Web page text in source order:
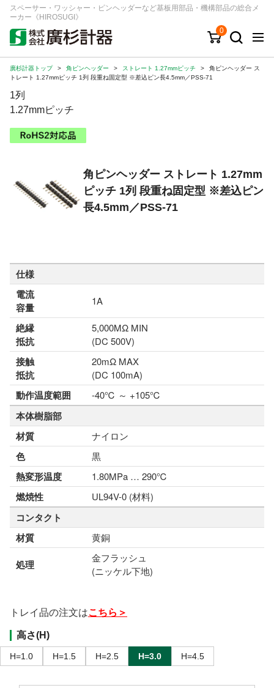
スペーサー・ワッシャー・ピンヘッダーなど基板用部品・機構部品の総合メ
ーカー《HIROSUGI》
0
キーワード 品番/シリーズ
商品カテゴリから探す
ジャンルから探す
シリーズから探す
ログイン
注文・見積りについて
会社情報
廣杉計器トップ > 角ピンヘッダー > ストレート 1.27mmピッチ >
角ピンヘッダー ス
トレート 1.27mmピッチ 1列 段重ね固定型 ※差込ピン長4.5mm／PSS-71
1列
1.27mmピッチ
角ピンヘッダー ストレート 1.27mm
ピッチ 1列 段重ね固定型 ※差込ピン
長4.5mm／PSS-71
仕様
電流
容量
1A
絶縁
抵抗
5,000MΩ MIN
(DC 500V)
接触
抵抗
20mΩ MAX
(DC 100mA)
動作温度範囲 -40℃ ～ +105℃
本体樹脂部
材質
ナイロン
色 黒
熱変形温度 1.80MPa … 290℃
燃焼性 UL94V-0 (材料)
コンタクト
材質
黄銅
処理
金フラッシュ
(ニッケル下地)
トレイ品の注文はこちら＞
高さ(H)
H=1.0 H=1.5 H=2.5 H=3.0 H=4.5